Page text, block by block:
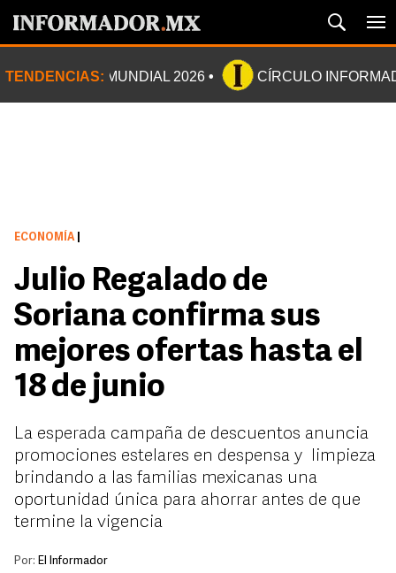
TENDENCIAS: MUNDIAL 2026 CÍRCULO
ECONOMÍA
Julio Regalado de
Soriana confirma sus
mejores ofertas hasta el
18 de junio
La esperada campaña de descuentos anuncia
promociones estelares en despensa y limpieza
brindando a las familias mexicanas una
oportunidad única para ahorrar antes de que
termine la vigencia
Por: El Informador